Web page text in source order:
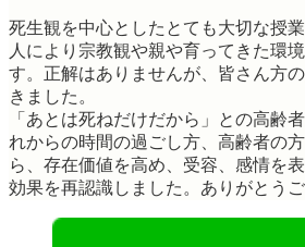
死生観を中心としたとても大切な授業
人により宗教観や親や育ってきた環
す。正解はありませんが、皆さん方
きました。
「あとは死ねだけだから」との高齢
れからの時間の過ごし方、高齢者の
ら、存在価値を高め、受容、感情を
効果を再認識しました。ありがとうご